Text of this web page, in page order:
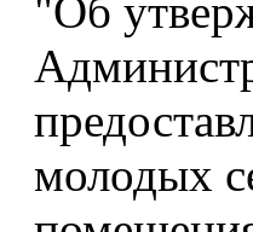
"Об
молодых